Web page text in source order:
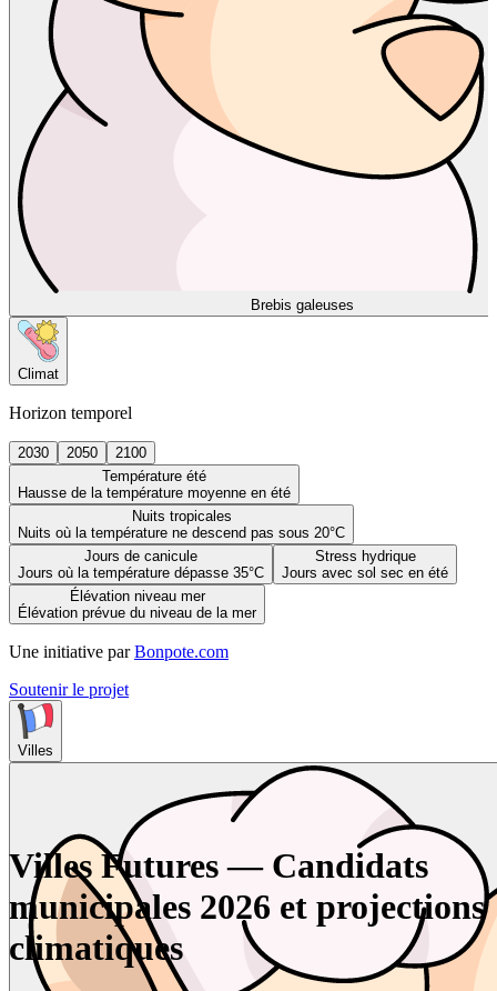
Brebis galeuses
Climat
Horizon temporel
2030 2050
2100
Température été
Hausse de la température moyenne en été
Nuits tropicales
Nuits où la température ne descend pas sous 20°C
Jours de canicule
Jours où la température dépasse 35°C
Stress hydrique
Jours avec sol sec en été
Élévation niveau mer
Élévation prévue du niveau de la mer
Une initiative par Bonpote.com
Soutenir le projet
Villes
Villes Futures — Candidats
municipales 2026 et projections
climatiques